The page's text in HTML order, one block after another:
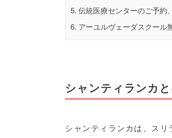
5. 伝統医療センターのご予約
6. アーユルヴェーダスクール
シャンティランカと
シャンティランカは、ス